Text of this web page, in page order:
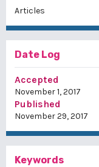
Articles
Date Log
Accepted
November 1, 2017
Published
November 29, 2017
Keywords